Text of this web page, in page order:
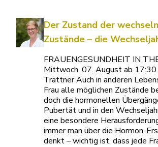
Der Zustand der
Zustände – die
FRAUENGESUNDHEIT IN
Mittwoch, 07. August ab 17:30
Trattner Auch in anderen
Frau alle möglichen Zustände
doch die hormonellen
Pubertät und in den
eine besondere
immer man über die Hormon-
denkt – wichtig ist, dass jede